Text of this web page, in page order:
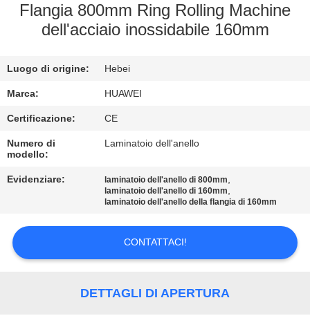
GIRO
FABBRICA
CONTROLLO
DI
QUALITÀ
CONTATTICI
NOTIZIE
RICHIEDA
Flangia 800mm Ring Rolling Machine
dell'acciaio inossidabile 160mm
Luogo di origine: Hebei
Marca: HUAWEI
Certificazione: CE
Numero di
modello:
Laminatoio dell'anello
Evidenziare: laminatoio dell'anello di 800mm,
laminatoio dell'anello di 160mm,
laminatoio dell'anello della flangia di 160mm
CONTATTACI!
DETTAGLI DI APERTURA